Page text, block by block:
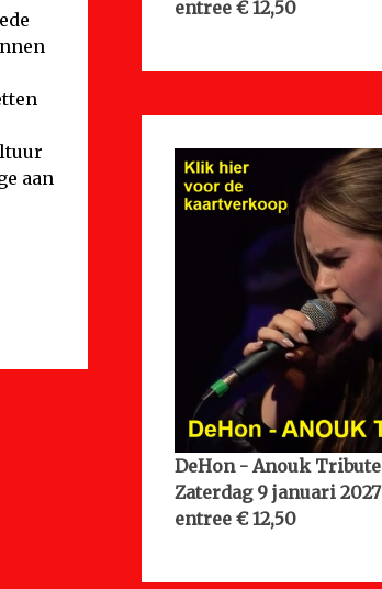
aan
entree € 12,50
DeHon - Anouk Tribute
Zaterdag 9 januari 2027
entree € 12,50